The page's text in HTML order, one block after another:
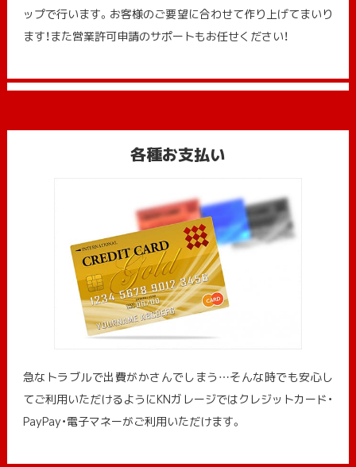
ップで行います。お客様のご要望に合わせて作り上げてまいり
ます！また営業許可申請のサポートもお任せください！
各種お支払い
急なトラブルで出費がかさんでしまう…そんな時でも安心し
てご利用いただけるようにKNガレージではクレジットカード・
PayPay・電子マネーがご利用いただけます。